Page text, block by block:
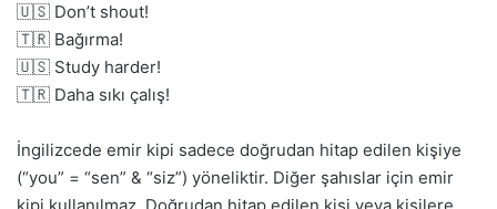
🇺🇸 Don’t shout!
🇹🇷 Bağırma!
🇺🇸 Study harder!
🇹🇷 Daha sıkı çalış!
İngilizcede emir kipi sadece doğrudan hitap edilen kişiye
(“you” = “sen” & “siz”) yöneliktir. Diğer şahıslar için emir